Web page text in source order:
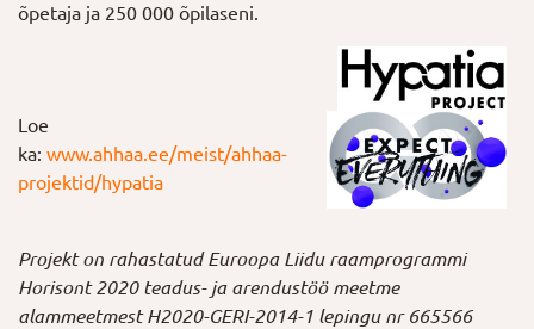
õpetaja ja 250 000 õpilaseni.
Loe
ka: www.ahhaa.ee/meist/ahhaa-
projektid/hypatia
Projekt on rahastatud Euroopa Liidu raamprogrammi
Horisont 2020 teadus- ja arendustöö meetme
alammeetmest H2020-GERI-2014-1 lepingu nr 665566